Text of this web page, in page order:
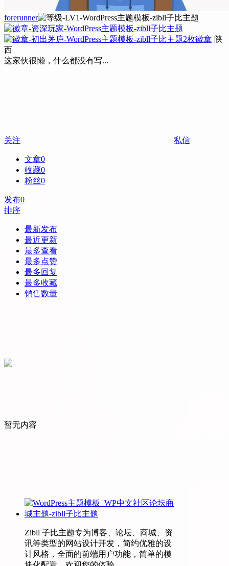
forerunner
2枚徽章 陕
西
这家伙很懒，什么都没有写...
关注 私信
文章0
收藏0
粉丝0
发布0
排序
最新发布
最近更新
最多查看
最多点赞
最多回复
最多收藏
销售数量
暂无内容
Zibll 子比主题专为博客、论坛、商城、资
讯等类型的网站设计开发，简约优雅的设
计风格，全面的前端用户功能，简单的模